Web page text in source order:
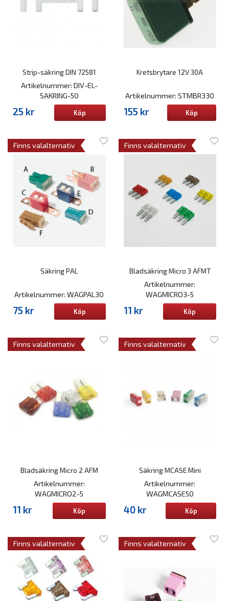
Strip-säkring DIN 72581
Artikelnummer: DIV-EL-
SAKRING-50
25 kr Köp
Kretsbrytare 12V 30A
Artikelnummer: STMBR330
155 kr Köp
Säkring PAL
Finns valalternativ
Artikelnummer: WAGPAL30
75 kr Köp
Bladsäkring Micro 3 AFMT
Finns valalternativ
Artikelnummer:
WAGMICRO3-5
11 kr Köp
Bladsäkring Micro 2 AFM
Finns valalternativ
Artikelnummer:
WAGMICRO2-5
11 kr Köp
Säkring MCASE Mini
Finns valalternativ
Artikelnummer:
WAGMCASE50
40 kr Köp
Finns valalternativ Finns valalternativ